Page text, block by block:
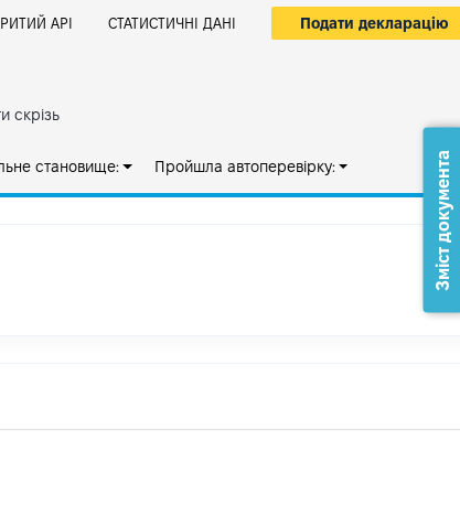
АРІ СТАТИСТИЧНІ ДАНІ Подати декларацію
скрізь
становище: Пройшла автоперевірку: Зміст документа